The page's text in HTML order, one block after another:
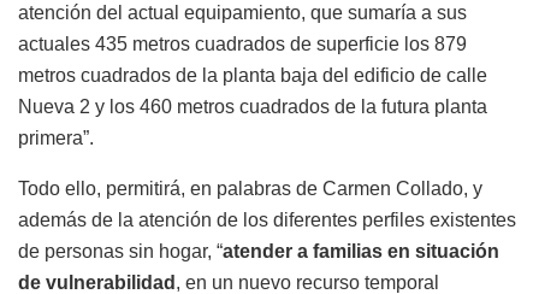
atención del actual equipamiento, que sumaría a sus
actuales 435 metros cuadrados de superficie los 879
metros cuadrados de la planta baja del edificio de calle
Nueva 2 y los 460 metros cuadrados de la futura planta
primera”.
Todo ello, permitirá, en palabras de Carmen Collado, y
además de la atención de los diferentes perfiles existentes
de personas sin hogar, “atender a familias en situación
de vulnerabilidad , en un nuevo recurso temporal